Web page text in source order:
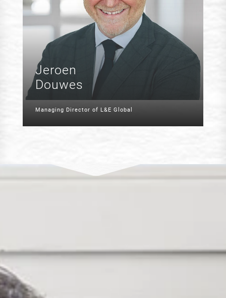
Jeroen
Douwes
Managing Director of L&E Global